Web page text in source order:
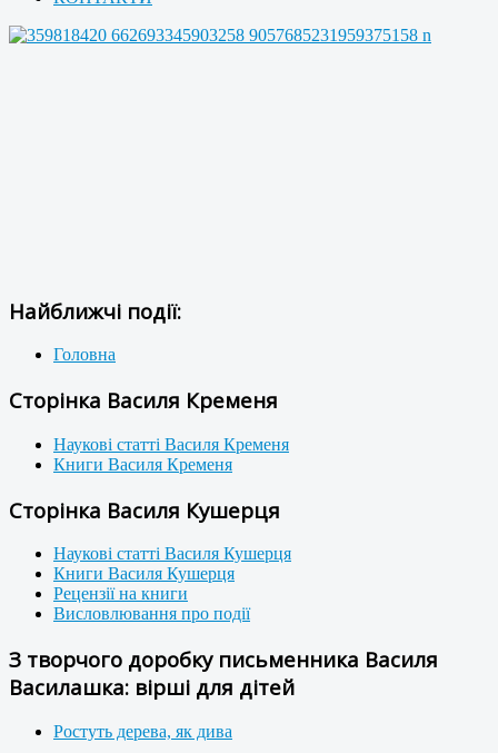
Найближчі події:
Головна
Сторінка Василя Кременя
Наукові статті Василя Кременя
Книги Василя Кременя
Сторінка Василя Кушерця
Наукові статті Василя Кушерця
Книги Василя Кушерця
Рецензії на книги
Висловлювання про події
З творчого доробку письменника Василя
Василашка: вірші для дітей
Ростуть дерева, як дива